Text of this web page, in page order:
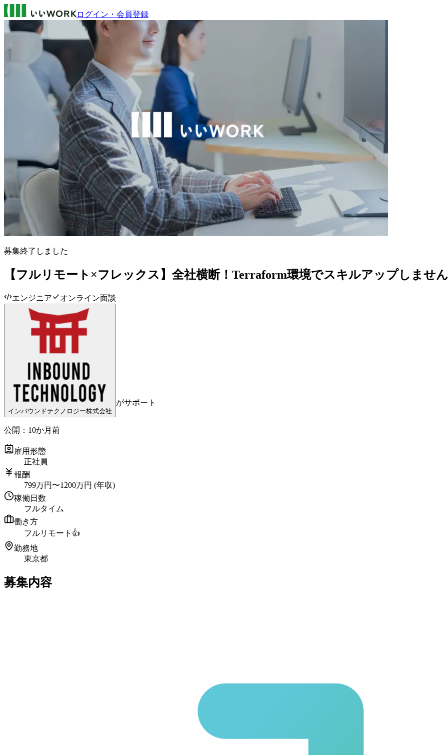
ログイン・会員登録
募集終了しました
【フルリモート×フレックス】全社横断！Terraform環境でスキルアップしませ
エンジニア オンライン面談
インバウンドテクノロジー株式会社
がサポート
公開： 10か月前
雇用形態
正社員
報酬
799万円 〜1200万円 (年収)
稼働日数
フルタイム
働き方
フルリモート 👍
勤務地
東京都
募集内容